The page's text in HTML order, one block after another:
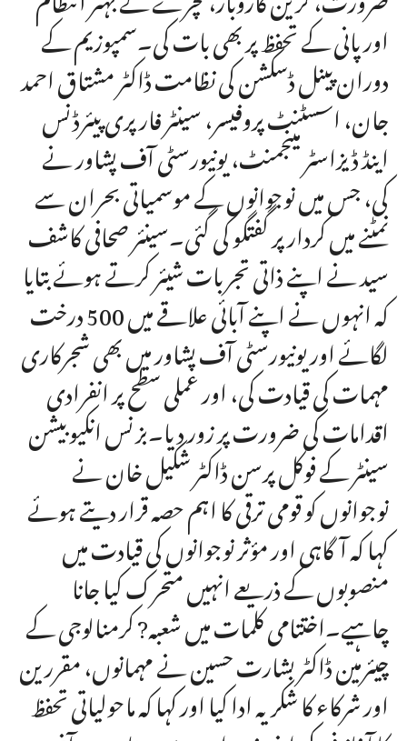
اور پانی کے تحفظ پر بھی بات کی۔سمپوزیم کے
دوران پینل ڈسکشن کی نظامت ڈاکٹر مشتاق احمد
جان، اسسٹنٹ پروفیسر، سینٹر فار پری پیئرڈنس
اینڈ ڈیزاسٹر مینجمنٹ، یونیورسٹی آف پشاور نے
کی، جس میں نوجوانوں کے موسمیاتی بحران سے
نمٹنے میں کردار پر گفتگو کی گئی۔سینئر صحافی کاشف
سید نے اپنے ذاتی تجربات شیئر کرتے ہوئے بتایا
کہ انہوں نے اپنے آبائی علاقے میں 500 درخت
لگائے اور یونیورسٹی آف پشاور میں بھی شجرکاری
مہمات کی قیادت کی، اور عملی سطح پر انفرادی
اقدامات کی ضرورت پر زور دیا۔بزنس انکیوبیشن
سینٹر کے فوکل پرسن ڈاکٹر شکیل خان نے
نوجوانوں کو قومی ترقی کا اہم حصہ قرار دیتے ہوئے
کہا کہ آگاہی اور مؤثر نوجوانوں کی قیادت میں
منصوبوں کے ذریعے انہیں متحرک کیا جانا
چاہیے۔اختتامی کلمات میں شعبہ? کرمنالوجی کے
چیئرمین ڈاکٹر بشارت حسین نے مہمانوں، مقررین
اور شرکاء کا شکریہ ادا کیا اور کہا کہ ماحولیاتی تحفظ